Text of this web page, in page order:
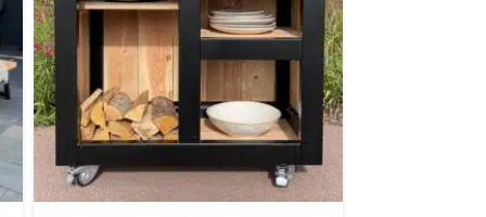
helpen om de goederen op de juiste plek te
locatie te komen, dan dien je dit zelf en op